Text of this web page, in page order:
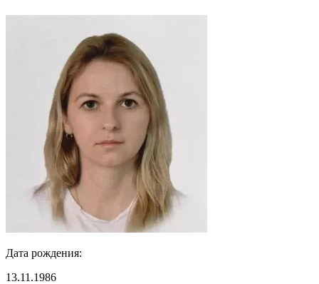
Дата рождения:
13.11.1986